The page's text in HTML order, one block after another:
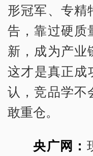
形冠军、专精
告，靠过硬质
新，成为产业
这才是真正
认，竞品学不
敢重仓。
央广网：